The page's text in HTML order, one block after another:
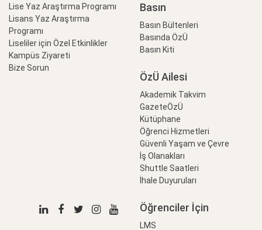
Lise Yaz Araştırma Programı
Lisans Yaz Araştırma
Programı
Liseliler için Özel Etkinlikler
Kampüs Ziyareti
Bize Sorun
Basın
Basın Bültenleri
Basında ÖzÜ
Basın Kiti
ÖzÜ Ailesi
Akademik Takvim
GazeteÖzÜ
Kütüphane
Öğrenci Hizmetleri
Güvenli Yaşam ve Çevre
İş Olanakları
Shuttle Saatleri
İhale Duyuruları
Öğrenciler İçin
LMS